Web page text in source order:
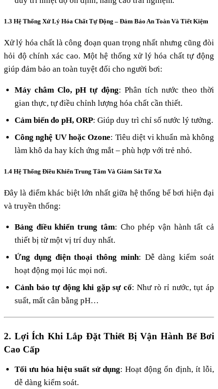
1.3 Hệ Thống Xử Lý Hóa Chất Tự Động – Đảm Bảo An Toàn Và Tiết Kiệm
Xử lý hóa chất là công đoạn quan trọng nhất nhưng cũng đòi
hỏi độ chính xác cao. Một hệ thống xử lý hóa chất tự động
giúp đảm bảo an toàn tuyệt đối cho người bơi:
Máy châm Clo, pH tự động: Phân tích nước theo thời
gian thực, tự điều chỉnh lượng hóa chất cần thiết.
Cảm biến đo pH, ORP: Giúp duy trì chỉ số nước lý tưởng.
Công nghệ UV hoặc Ozone: Tiêu diệt vi khuẩn mà không
làm khô da hay kích ứng mắt – phù hợp với trẻ nhỏ.
1.4 Hệ Thống Điều Khiển Trung Tâm Và Giám Sát Từ Xa
Đây là điểm khác biệt lớn nhất giữa hệ thống bể bơi hiện đại
và truyền thống:
Bảng điều khiển trung tâm: Cho phép vận hành tất cả
thiết bị từ một vị trí duy nhất.
Ứng dụng điện thoại thông minh: Dễ dàng kiểm soát
hoạt động mọi lúc mọi nơi.
Cảnh báo tự động khi gặp sự cố: Như rò rỉ nước, tụt áp
suất, mất cân bằng pH…
2. Lợi Ích Khi Lắp Đặt Thiết Bị Vận Hành Bể Bơi
Cao Cấp
Tối ưu hóa hiệu suất sử dụng: Hoạt động ổn định, ít lỗi,
dễ dàng kiểm soát.